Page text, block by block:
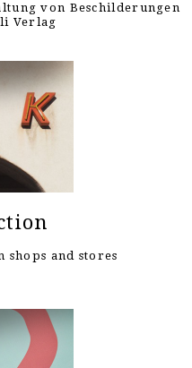
von Beschilderungen
Verlag
and stores